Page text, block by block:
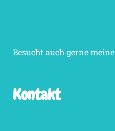
Besucht auch gerne meine
Kontakt